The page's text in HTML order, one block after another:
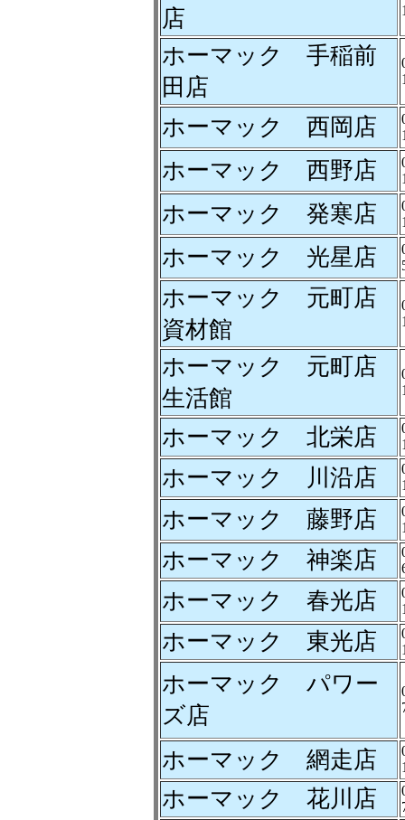
店
ホーマック 手稲前
田店
ホーマック 西岡店
ホーマック 西野店
ホーマック 発寒店
ホーマック 光星店
ホーマック 元町店
資材館
ホーマック 元町店
生活館
ホーマック 北栄店
ホーマック 川沿店
ホーマック 藤野店
ホーマック 神楽店
ホーマック 春光店
ホーマック 東光店
ホーマック パワー
ズ店
ホーマック 網走店
ホーマック 花川店